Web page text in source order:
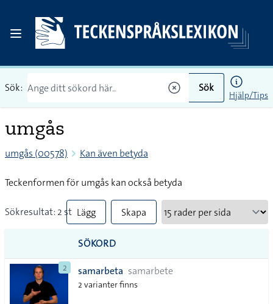
Sök: Sök
Hjälp/Tips
umgås
umgås (00578) Kan även betyda
Teckenformen för umgås kan också betyda
Sökresultat: 2 st Lägg
till
alla i
lista
Skapa
SÖKORD
2 samarbeta samarbete
2 varianter finns